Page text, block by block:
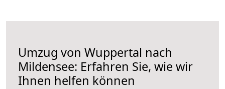
Umzug von Wuppertal nach
Mildensee: Erfahren Sie, wie wir
Ihnen helfen können